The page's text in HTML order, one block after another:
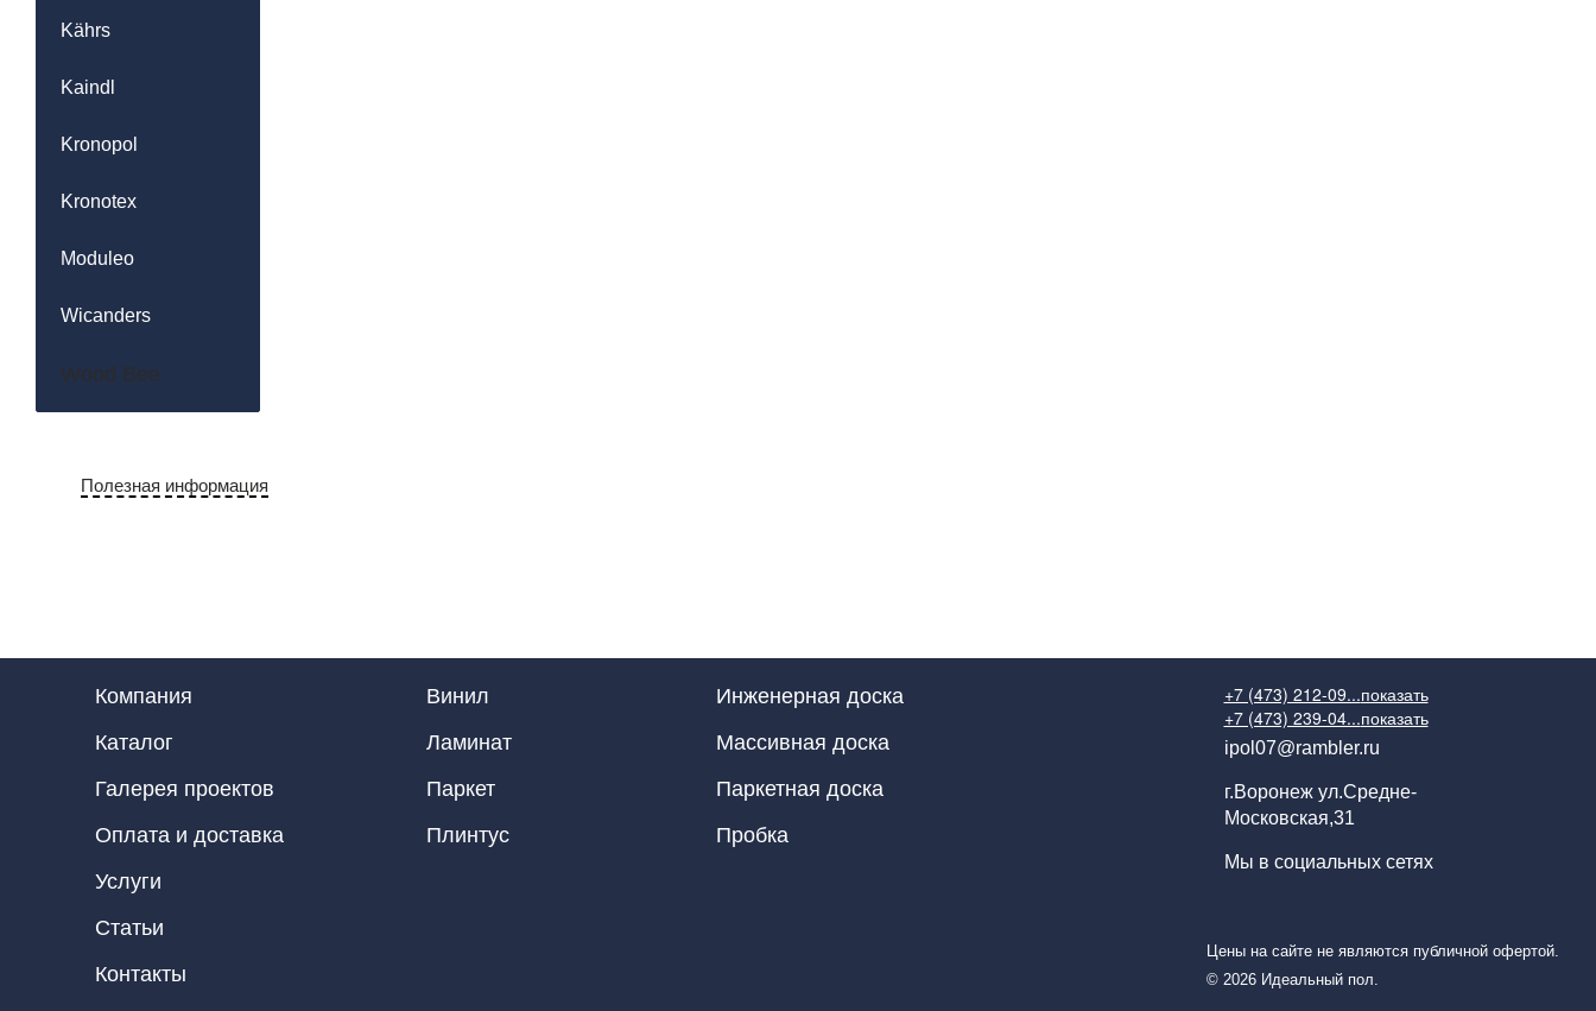
Kährs
Kaindl
Kronopol
Kronotex
Moduleo
Wicanders
Wood Bee
Полезная информация
Компания
Каталог
Галерея проектов
Оплата и доставка
Услуги
Статьи
Контакты
Винил
Инженерная доска
Ламинат
Массивная доска
Паркет
Паркетная доска
Плинтус
Пробка
+7 (473) 212-09...показать
+7 (473) 239-04...показать
ipol07@rambler.ru
г.Воронеж ул.Средне-
Московская,31
Мы в социальных сетях
Цены на сайте не являются публичной офертой.
© 2026 Идеальный пол.